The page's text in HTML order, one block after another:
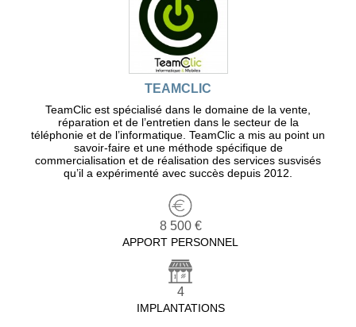
TEAMCLIC
TeamClic est spécialisé dans le domaine de la vente,
réparation et de l’entretien dans le secteur de la
téléphonie et de l’informatique. TeamClic a mis au point un
savoir-faire et une méthode spécifique de
commercialisation et de réalisation des services susvisés
qu’il a expérimenté avec succès depuis 2012.
8 500 €
APPORT PERSONNEL
4
IMPLANTATIONS